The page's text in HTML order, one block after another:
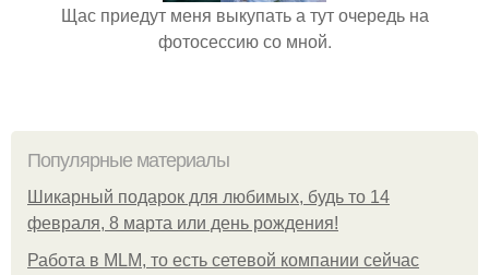
Щас приедут меня выкупать а тут очередь на
фотосессию со мной.
Популярные материалы
Шикарный подарок для любимых, будь то 14
февраля, 8 марта или день рождения!
Работа в MLM, то есть сетевой компании сейчас